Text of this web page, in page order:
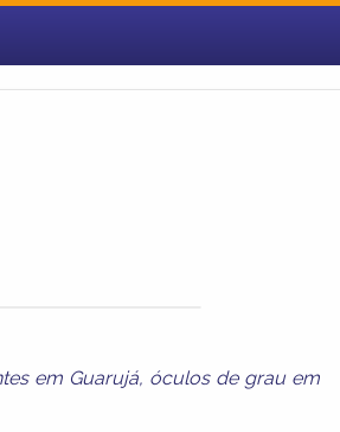
em Guarujá, óculos de grau em